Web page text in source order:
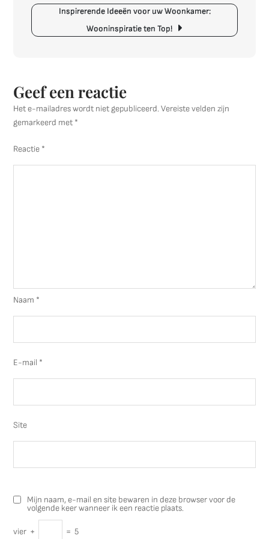
met
Juiste
Inspirerende Ideeën voor uw Woonkamer:
Wooninspiratie ten Top!
Geef een reactie
Het e-mailadres wordt niet gepubliceerd. Vereiste velden zijn
gemarkeerd met *
Reactie *
Naam *
E-mail *
Site
Mijn naam, e-mail en site bewaren in deze browser voor de
volgende keer wanneer ik een reactie plaats.
vier + = 5